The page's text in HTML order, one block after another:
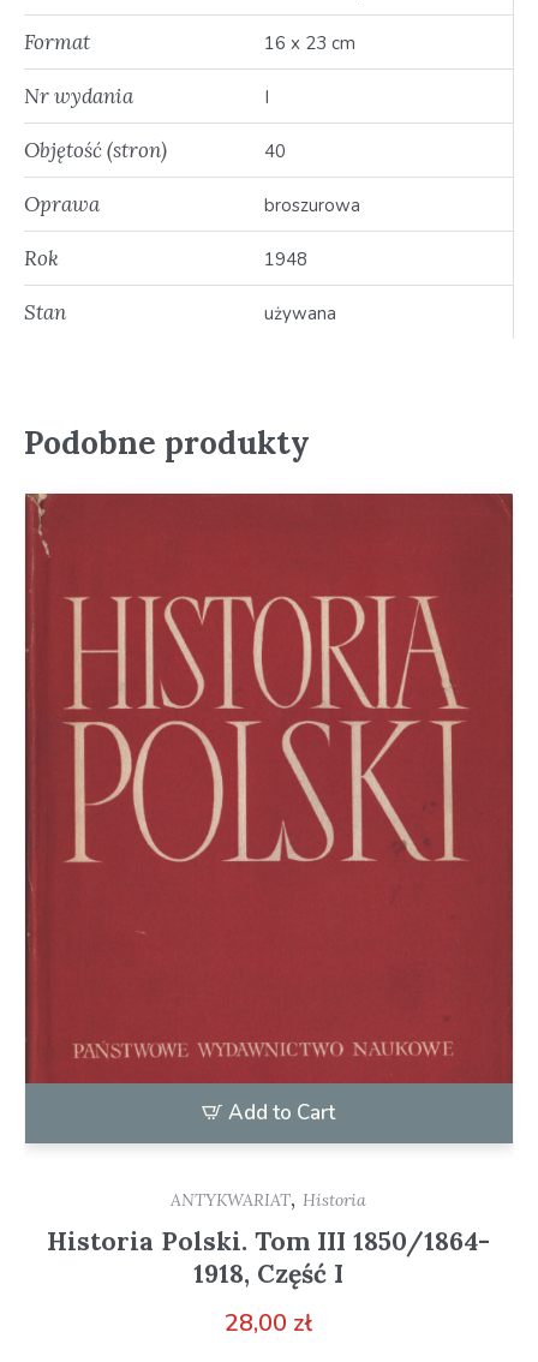
Format 16 x 23 cm
Nr wydania I
Objętość (stron) 40
Oprawa broszurowa
Rok 1948
Stan używana
Podobne produkty
Add to Cart
ANTYKWARIAT, Historia
Historia Polski. Tom III 1850/1864-
1918, Część I
28,00 zł